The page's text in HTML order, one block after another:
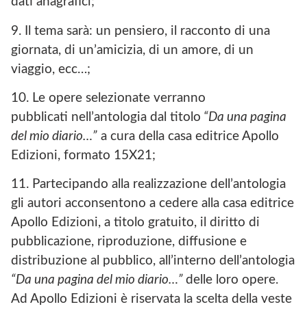
9. Il tema sarà: un pensiero, il racconto di una
giornata, di un’amicizia, di un amore, di un
viaggio, ecc…;
10. Le opere selezionate verranno
pubblicati nell’antologia dal titolo “Da una pagina
del mio diario…” a cura della casa editrice Apollo
Edizioni, formato 15X21;
11. Partecipando alla realizzazione dell’antologia
gli autori acconsentono a cedere alla casa editrice
Apollo Edizioni, a titolo gratuito, il diritto di
pubblicazione, riproduzione, diffusione e
distribuzione al pubblico, all’interno dell’antologia
“Da una pagina del mio diario…” delle loro opere.
Ad Apollo Edizioni è riservata la scelta della veste